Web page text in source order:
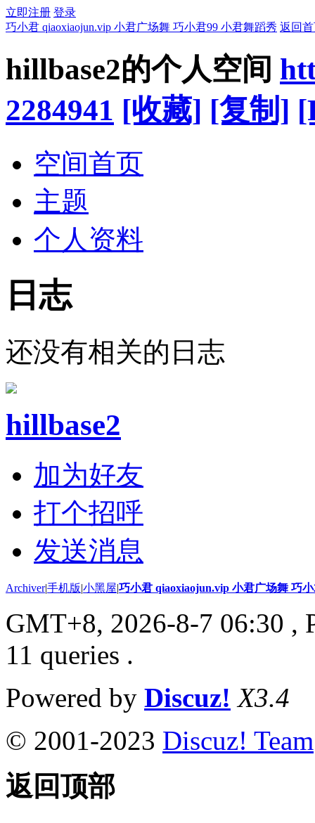
立即注册 登录
巧小君 qiaoxiaojun.vip 小君广场舞 巧小君99 小君舞蹈秀 返回
hillbase2的个人空间
2284941 [收藏] [复制]
空间首页
主题
个人资料
日志
还没有相关的日志
hillbase2
加为好友
打个招呼
发送消息
Archiver|手机版|小黑屋|巧小君 qiaoxiaojun.vip 小君广场舞 巧
GMT+8, 2026-8-7 06:30 ,
11 queries .
Powered by Discuz! X3.4
© 2001-2023 Discuz! Team
返回顶部